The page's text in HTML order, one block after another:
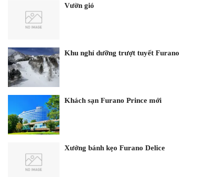
Vườn gió
Khu nghỉ dưỡng trượt tuyết Furano
Khách sạn Furano Prince mới
Xưởng bánh kẹo Furano Delice